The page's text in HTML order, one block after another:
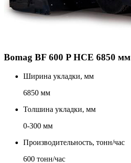
Bomag BF 600 P HCE 6850 мм
Ширина укладки, мм
6850 мм
Толшина укладки, мм
0-300 мм
Производительность, тонн/час
600 тонн/час